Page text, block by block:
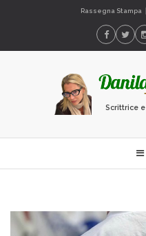
Rassegna Stampa
Scrittrice